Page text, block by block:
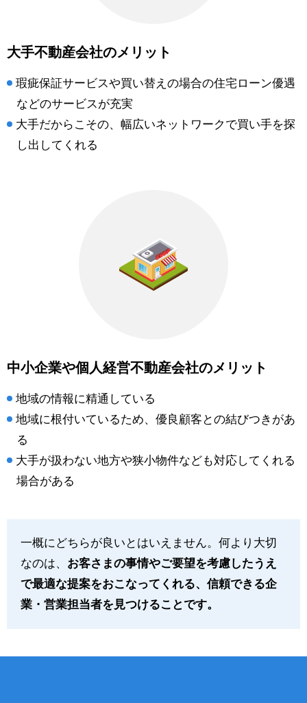
大手不動産会社のメリット
瑕疵保証サービスや買い替えの場合の住宅ローン優遇
などのサービスが充実
大手だからこその、幅広いネットワークで買い手を探
し出してくれる
中小企業や個人経営不動産会社のメリット
地域の情報に精通している
地域に根付いているため、優良顧客との結びつきがあ
る
大手が扱わない地方や狭小物件なども対応してくれる
場合がある
一概にどちらが良いとはいえません。何より大切
なのは、 お客さまの事情やご要望を考慮したうえ
で最適な提案をおこなってくれる、信頼できる企
業・営業担当者を見つけることです。